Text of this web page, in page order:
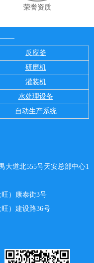
荣誉资质
——
反应釜
研磨机
灌装机
水处理设备
自动生产系统
大道北555号天安总部中心1
）康泰街3号
）建设路36号